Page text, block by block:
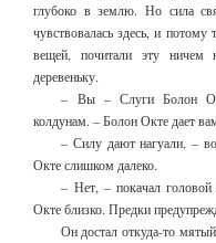
глубоко в землю. Но сила
чувствовалась здесь, и
вещей, почитали эту ничем
деревеньку.
– Вы – Слуги Болон
колдунам. – Болон Окте дает
– Силу дают нагуали, –
Окте слишком далеко.
– Нет, – покачал
Окте близко. Предки
Он достал откуда-то